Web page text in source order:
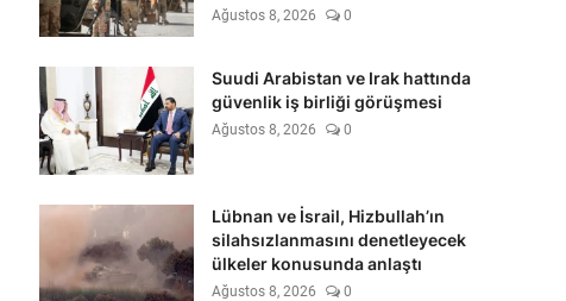
Ağustos 8, 2026 0
Suudi Arabistan ve Irak hattında
güvenlik iş birliği görüşmesi
Ağustos 8, 2026 0
Lübnan ve İsrail, Hizbullah’ın
silahsızlanmasını denetleyecek
ülkeler konusunda anlaştı
Ağustos 8, 2026 0